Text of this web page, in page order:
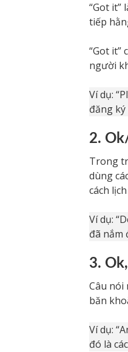
“Got it”
tiếp
“Got it”
người
Ví dụ:
đăng ký
2.
Trong
dùng
cách
Ví dụ:
đã nắm
3.
Câu nói
băn
Ví dụ:
đó là